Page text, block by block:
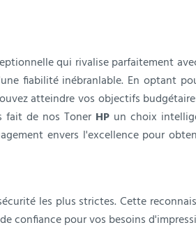
qui rivalise parfaitement
fiabilité inébranlable. En optant
atteindre vos objectifs
fait de nos Toner HP un choix
envers l'excellence pour
les plus strictes. Cette
confiance pour vos besoins